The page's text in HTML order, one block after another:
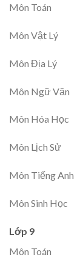
Môn Toán
Môn Vật Lý
Môn Địa Lý
Môn Ngữ Văn
Môn Hóa Học
Môn Lịch Sử
Môn Tiếng Anh
Môn Sinh Học
Lớp 9
Môn Toán